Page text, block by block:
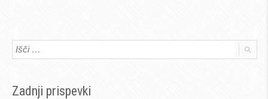
Zadnji prispevki